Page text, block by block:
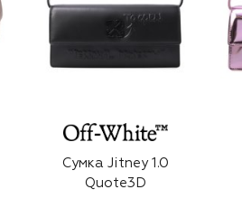
Сумка Jitney 1.0
Quote3D